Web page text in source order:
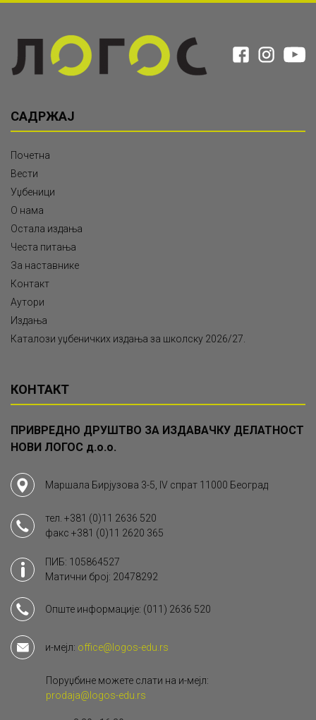
САДРЖАЈ
Почетна
Вести
Уџбеници
О нама
Остала издања
Честа питања
За наставнике
Контакт
Аутори
Издања
Каталози уџбеничких издања за школску 2026/27.
КОНТАКТ
ПРИВРЕДНО ДРУШТВО ЗА ИЗДАВАЧКУ ДЕЛАТНОСТ
НОВИ ЛОГОС д.о.о.
Маршала Бирјузова 3-5, IV спрат 11000 Београд
тел. +381 (0)11 2636 520
факс +381 (0)11 2620 365
ПИБ: 105864527
Матични број: 20478292
Опште информације: (011) 2636 520
и-мејл: office@logos-edu.rs
Поруџбине можете слати на и-мејл:
prodaja@logos-edu.rs